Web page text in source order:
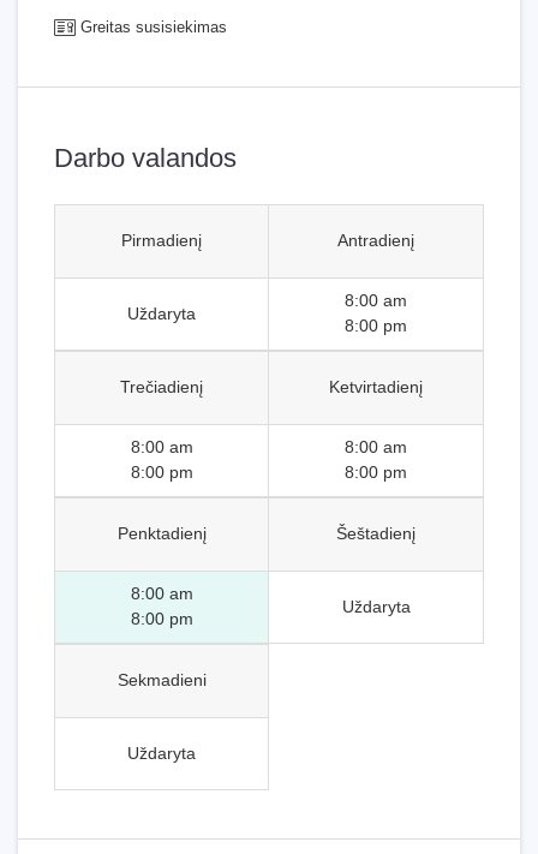
Greitas susisiekimas
Darbo valandos
Pirmadienį
Uždaryta
Antradienį
8:00 am
8:00 pm
Trečiadienį
8:00 am
8:00 pm
Ketvirtadienį
8:00 am
8:00 pm
Penktadienį
8:00 am
8:00 pm
Šeštadienį
Uždaryta
Sekmadieni
Uždaryta